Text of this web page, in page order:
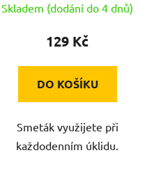
Skladem (dodání do 4 dnů)
129 Kč
DO KOŠÍKU
Smeták využijete při
každodenním úklidu.